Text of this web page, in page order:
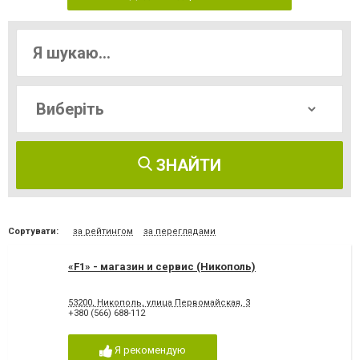
ЗНАЙТИ
Сортувати: за рейтингом за переглядами
«F1» - магазин и сервис (Никополь)
53200, Никополь, улица Первомайская, 3
+380 (566) 688-112
Я рекомендую